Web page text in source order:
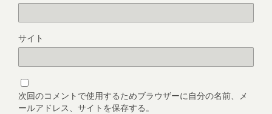
サイト
次回のコメントで使用するためブラウザーに自分の名前、メ
ールアドレス、サイトを保存する。